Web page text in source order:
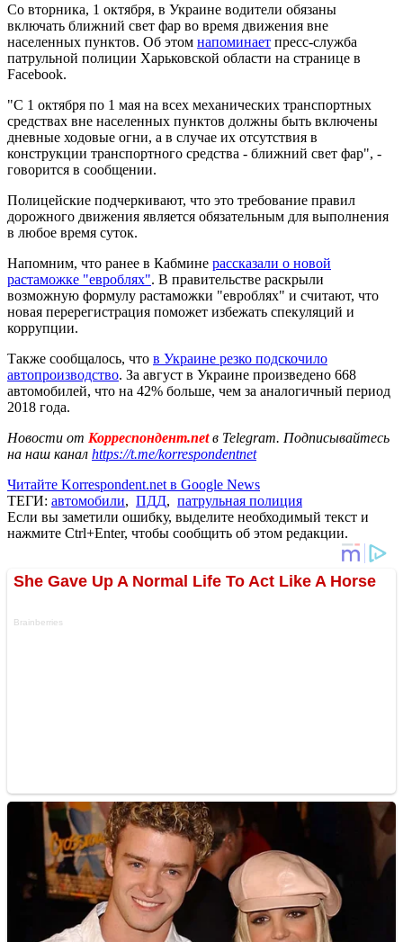
Со вторника, 1 октября, в Украине водители обязаны
включать ближний свет фар во время движения вне
населенных пунктов. Об этом напоминает пресс-служба
патрульной полиции Харьковской области на странице в
Facebook.
"С 1 октября по 1 мая на всех механических транспортных
средствах вне населенных пунктов должны быть включены
дневные ходовые огни, а в случае их отсутствия в
конструкции транспортного средства - ближний свет фар", -
говорится в сообщении.
Полицейские подчеркивают, что это требование правил
дорожного движения является обязательным для выполнения
в любое время суток.
Напомним, что ранее в Кабмине рассказали о новой
растаможке "евроблях". В правительстве раскрыли
возможную формулу растаможки "евроблях" и считают, что
новая перерегистрация поможет избежать спекуляций и
коррупции.
Также сообщалось, что в Украине резко подскочило
автопроизводство. За август в Украине произведено 668
автомобилей, что на 42% больше, чем за аналогичный период
2018 года.
Новости от Корреспондент.netв Telegram. Подписывайтесь
на наш канал https://t.me/korrespondentnet
Читайте Korrespondent.net в Google News
ТЕГИ: автомобили, ПДД, патрульная полиция
Если вы заметили ошибку, выделите необходимый текст и
нажмите Ctrl+Enter, чтобы сообщить об этом редакции.